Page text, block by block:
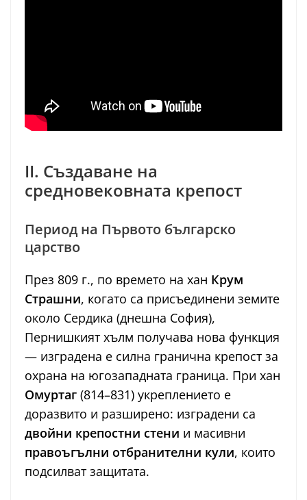
II. Създаване на
средновековната крепост
Период на Първото българско
царство
През 809 г., по времето на хан Крум
Страшни, когато са присъединени земите
около Сердика (днешна София),
Пернишкият хълм получава нова функция
— изградена е силна гранична крепост за
охрана на югозападната граница. При хан
Омуртаг (814–831) укреплението е
доразвито и разширено: изградени са
двойни крепостни стени и масивни
правоъгълни отбранителни кули, които
подсилват защитата.